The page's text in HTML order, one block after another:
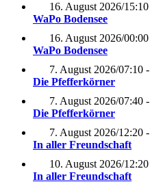
16. August 2026/
WaPo Bodensee
16. August 2026/
WaPo Bodensee
7. August 2026/07:10
Die Pfefferkörner
7. August 2026/07:40
Die Pfefferkörner
7. August 2026/12:20
In aller Freundschaft
10. August 2026/
In aller Freundschaft